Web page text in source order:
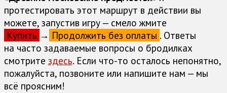
протестировать этот маршрут в действии вы
можете, запустив игру — смело жмите
Купить → Продолжить без оплаты . Ответы
на часто задаваемые вопросы о бродилках
cмотрите здесь. Если что-то осталось непонятно,
пожалуйста, позвоните или напишите нам — мы
всё проясним!